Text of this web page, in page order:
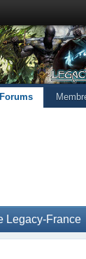
Forums
Legacy-France